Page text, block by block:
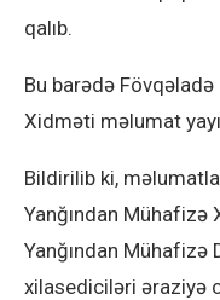
qalıb.
Bu barədə
Xidməti məlumat
Bildirilib ki,
Yanğından
Yanğından Mühafizə
xilasediciləri əraziyə